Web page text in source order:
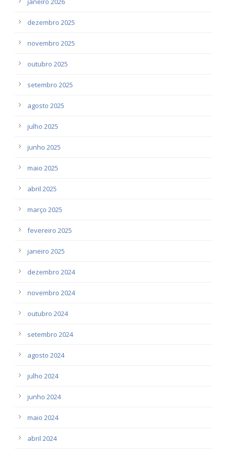
dezembro 2025
novembro 2025
outubro 2025
setembro 2025
agosto 2025
julho 2025
junho 2025
maio 2025
abril 2025
março 2025
fevereiro 2025
janeiro 2025
dezembro 2024
novembro 2024
outubro 2024
setembro 2024
agosto 2024
julho 2024
junho 2024
maio 2024
abril 2024